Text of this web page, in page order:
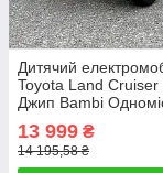
Дитячий
Toyota Land Cruiser
Джип Bambi
позашляховик з
MP3 USB Bluetooth
13 999 ₴
14 195,58 ₴